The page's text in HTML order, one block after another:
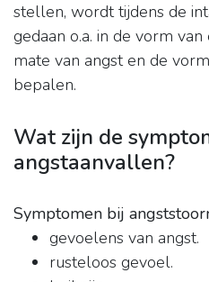
stellen, wordt tijdens de
gedaan o.a. in de vorm
mate van angst en de
bepalen.
Wat zijn de
angstaanvallen?
Symptomen bij
gevoelens van angst.
rusteloos gevoel.